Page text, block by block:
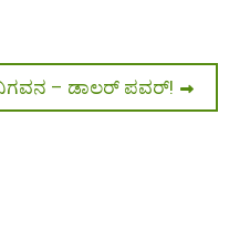
– ಡಾಲರ್ ಪವರ್!